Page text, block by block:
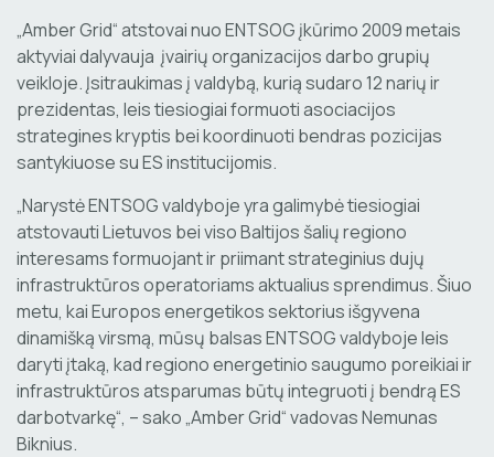
„Amber Grid“ atstovai nuo ENTSOG įkūrimo 2009 metais
aktyviai dalyvauja įvairių organizacijos darbo grupių
veikloje. Įsitraukimas į valdybą, kurią sudaro 12 narių ir
prezidentas, leis tiesiogiai formuoti asociacijos
strategines kryptis bei koordinuoti bendras pozicijas
santykiuose su ES institucijomis.
„Narystė ENTSOG valdyboje yra galimybė tiesiogiai
atstovauti Lietuvos bei viso Baltijos šalių regiono
interesams formuojant ir priimant strateginius dujų
infrastruktūros operatoriams aktualius sprendimus. Šiuo
metu, kai Europos energetikos sektorius išgyvena
dinamišką virsmą, mūsų balsas ENTSOG valdyboje leis
daryti įtaką, kad regiono energetinio saugumo poreikiai ir
infrastruktūros atsparumas būtų integruoti į bendrą ES
darbotvarkę“, – sako „Amber Grid“ vadovas Nemunas
Biknius.